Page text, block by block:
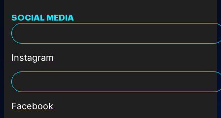
SOCIAL MEDIA
Instagram
Facebook